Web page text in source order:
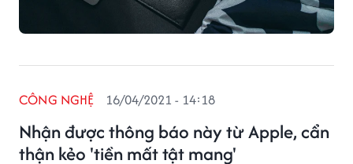
Nhận được thông báo này từ Apple, cẩn
thận kẻo 'tiền mất tật mang'
CÔNG NGHỆ 16/04/2021 - 14:18